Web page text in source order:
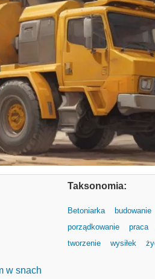
w snach
Taksonomia:
Betoniarka budowanie
porządkowanie
praca
tworzenie
wysiłek